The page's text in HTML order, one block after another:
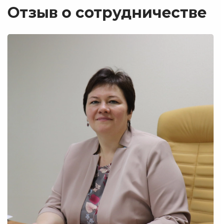
Отзыв о сотрудничестве